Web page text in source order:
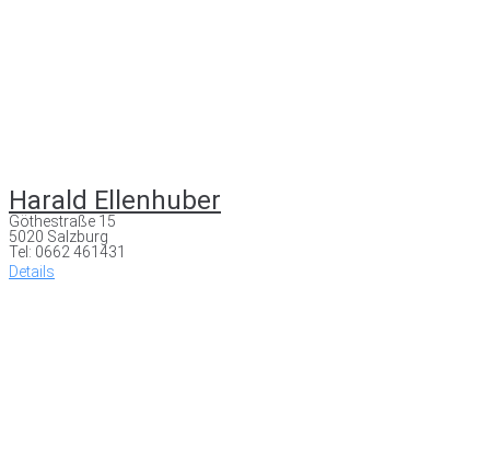
Harald Ellenhuber
Göthestraße 15
5020 Salzburg
Tel: 0662 461431
Details